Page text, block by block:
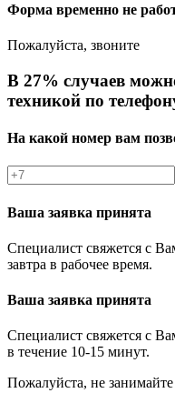
Форма временно не
Пожалуйста, звоните
В 27% случаев
техникой по
На какой номер вам
Ваша заявка принята
Специалист свяжется с
завтра в рабочее время.
Ваша заявка принята
Специалист свяжется с
в течение 10-15 минут.
Пожалуйста, не